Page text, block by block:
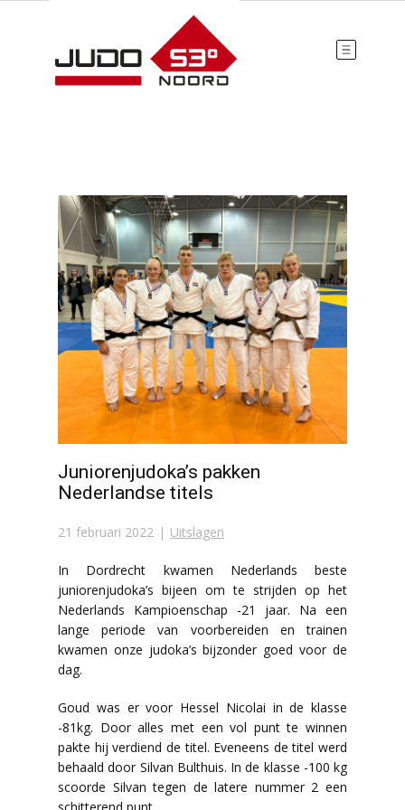
Juniorenjudoka’s pakken
Nederlandse titels
21 februari 2022 Uitslagen
In Dordrecht kwamen Nederlands beste
juniorenjudoka’s bijeen om te strijden op het
Nederlands Kampioenschap -21 jaar. Na een
lange periode van voorbereiden en trainen
kwamen onze judoka’s bijzonder goed voor de
dag.
Goud was er voor Hessel Nicolai in de klasse
-81kg. Door alles met een vol punt te winnen
pakte hij verdiend de titel. Eveneens de titel werd
behaald door Silvan Bulthuis. In de klasse -100 kg
scoorde Silvan tegen de latere nummer 2 een